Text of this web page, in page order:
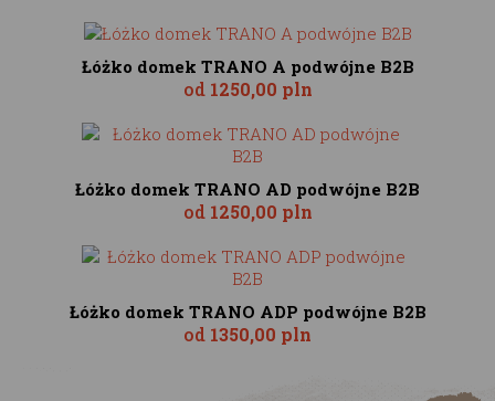
Łóżko domek TRANO A podwójne B2B
od 1250,00 pln
Łóżko domek TRANO AD podwójne B2B
od 1250,00 pln
Łóżko domek TRANO ADP podwójne B2B
od 1350,00 pln